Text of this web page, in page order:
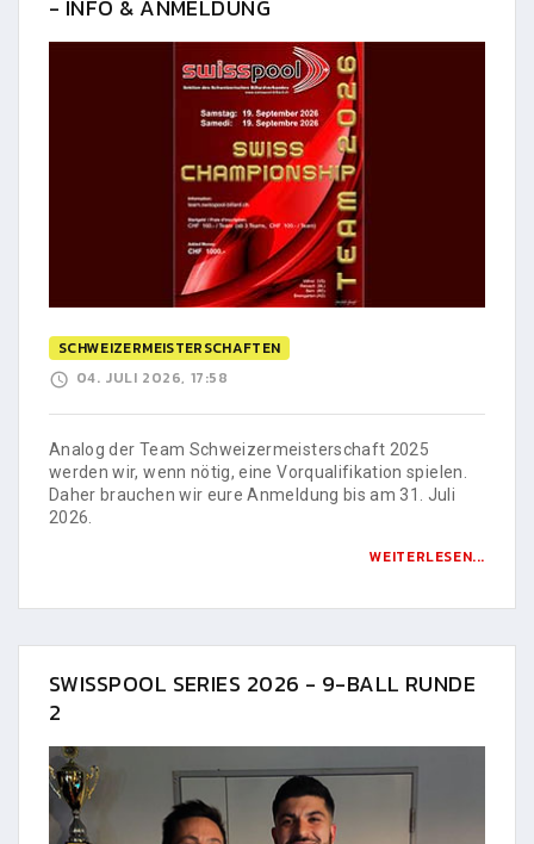
- INFO & ANMELDUNG
SCHWEIZERMEISTERSCHAFTEN
04. JULI 2026, 17:58
Analog der Team Schweizermeisterschaft 2025
werden wir, wenn nötig, eine Vorqualifikation spielen.
Daher brauchen wir eure Anmeldung bis am 31. Juli
2026.
WEITERLESEN...
SWISSPOOL SERIES 2026 - 9-BALL RUNDE
2